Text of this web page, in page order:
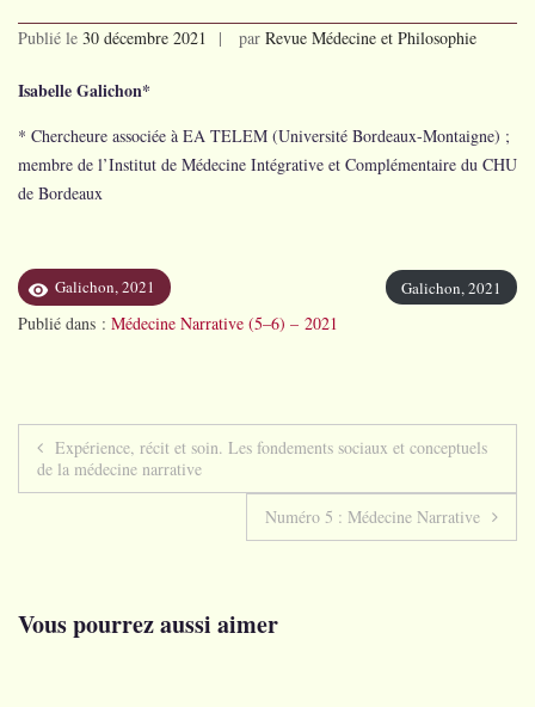
Publié le 30 décembre 2021 par Revue Médecine et Philosophie
Isabelle Galichon*
* Chercheure associée à EA TELEM (Université Bordeaux-Montaigne) ;
membre de l’Institut de Médecine Intégrative et Complémentaire du CHU
de Bordeaux
Galichon, 2021
Galichon, 2021
Publié dans : Médecine Narrative (5–6) – 2021
Navigation
de
Expérience, récit et soin. Les fondements sociaux et conceptuels
de la médecine narrative
Numéro 5 : Médecine Narrative
Vous pourrez aussi aimer